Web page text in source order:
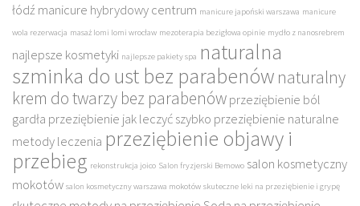
łódź manicure hybrydowy centrum manicure japoński warszawa manicure
wola rezerwacja masaż lomi lomi wrocław mezoterapia bezigłowa opinie mydło z nanosrebrem
najlepsze kosmetyki najlepsze pakiety spa naturalna
szminka do ust bez parabenów naturalny
krem do twarzy bez parabenówprzeziębienie ból
gardła przeziębienie jak leczyć szybko przeziębienie naturalne
metody leczenia przeziębienie objawy i
przebieg rekonstrukcja joico Salon fryzjerski Bemowo salon kosmetyczny
mokotów salon kosmetyczny warszawa mokotów skuteczne leki na przeziębienie i grypę